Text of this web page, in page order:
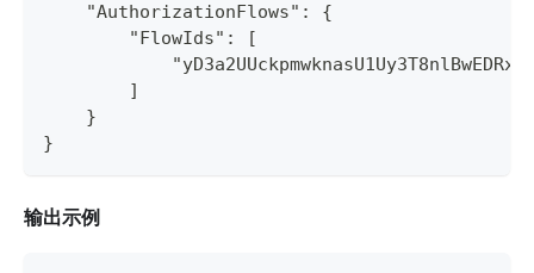
    "AuthorizationFlows": {
        "FlowIds": [
        ]
    }
}
输出示例